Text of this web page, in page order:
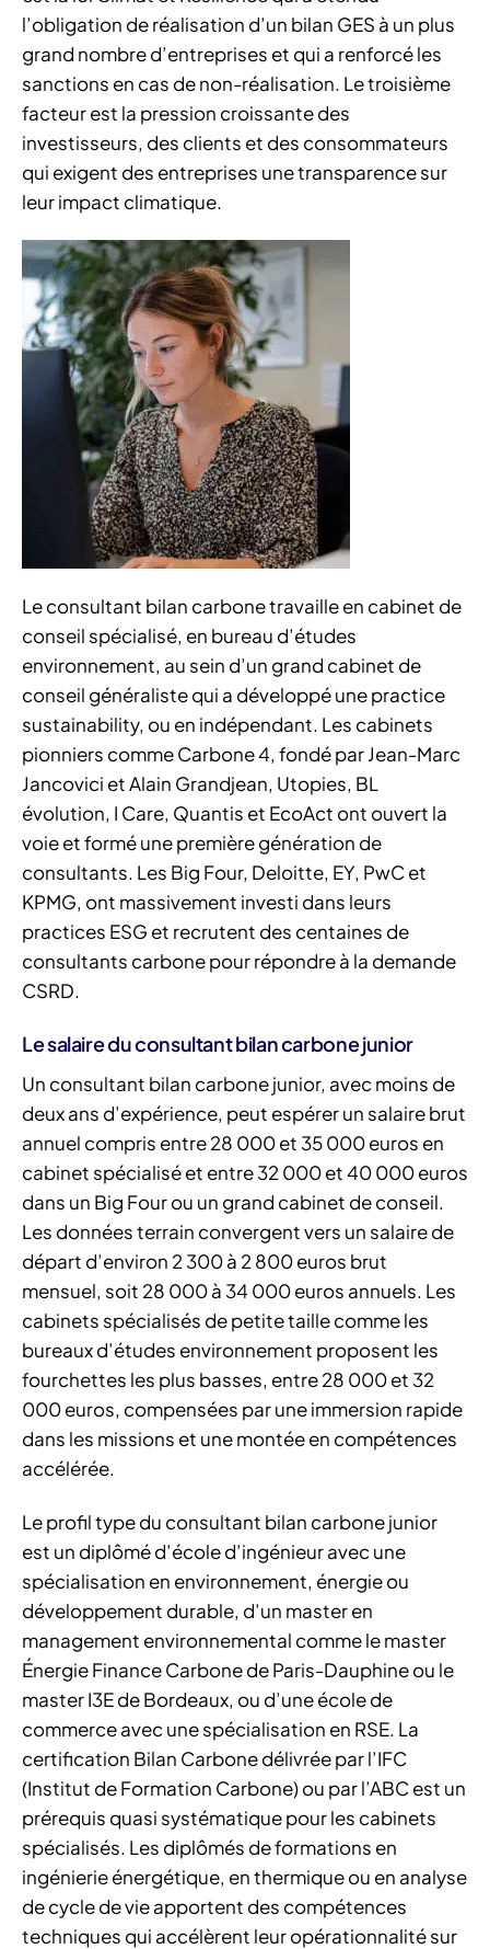
l’obligation de réalisation d’un bilan GES à un plus
grand nombre d’entreprises et qui a renforcé les
sanctions en cas de non-réalisation. Le troisième
facteur est la pression croissante des
investisseurs, des clients et des consommateurs
qui exigent des entreprises une transparence sur
leur impact climatique.
Le consultant bilan carbone travaille en cabinet de
conseil spécialisé, en bureau d’études
environnement, au sein d’un grand cabinet de
conseil généraliste qui a développé une practice
sustainability, ou en indépendant. Les cabinets
pionniers comme Carbone 4, fondé par Jean-Marc
Jancovici et Alain Grandjean, Utopies, BL
évolution, I Care, Quantis et EcoAct ont ouvert la
voie et formé une première génération de
consultants. Les Big Four, Deloitte, EY, PwC et
KPMG, ont massivement investi dans leurs
practices ESG et recrutent des centaines de
consultants carbone pour répondre à la demande
CSRD.
Le salaire du consultant bilan carbone junior
Un consultant bilan carbone junior, avec moins de
deux ans d’expérience, peut espérer un salaire brut
annuel compris entre 28 000 et 35 000 euros en
cabinet spécialisé et entre 32 000 et 40 000 euros
dans un Big Four ou un grand cabinet de conseil.
Les données terrain convergent vers un salaire de
départ d’environ 2 300 à 2 800 euros brut
mensuel, soit 28 000 à 34 000 euros annuels. Les
cabinets spécialisés de petite taille comme les
bureaux d’études environnement proposent les
fourchettes les plus basses, entre 28 000 et 32
000 euros, compensées par une immersion rapide
dans les missions et une montée en compétences
accélérée.
Le profil type du consultant bilan carbone junior
est un diplômé d’école d’ingénieur avec une
spécialisation en environnement, énergie ou
développement durable, d’un master en
management environnemental comme le master
Énergie Finance Carbone de Paris-Dauphine ou le
master I3E de Bordeaux, ou d’une école de
commerce avec une spécialisation en RSE. La
certification Bilan Carbone délivrée par l’IFC
(Institut de Formation Carbone) ou par l’ABC est un
prérequis quasi systématique pour les cabinets
spécialisés. Les diplômés de formations en
ingénierie énergétique, en thermique ou en analyse
de cycle de vie apportent des compétences
techniques qui accélèrent leur opérationnalité sur